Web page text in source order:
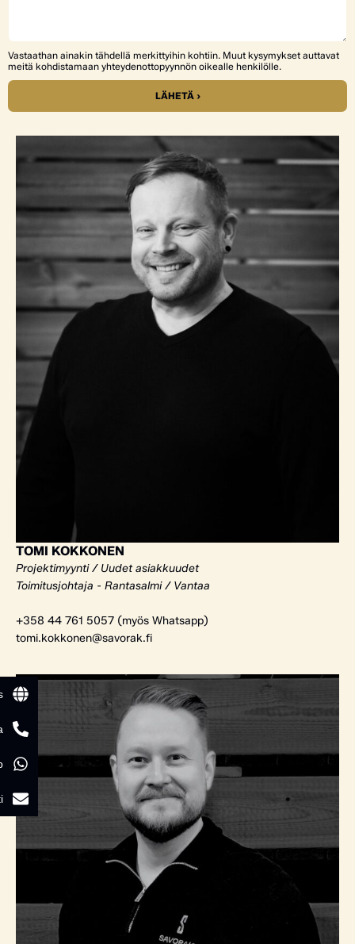
Vastaathan ainakin tähdellä merkittyihin kohtiin. Muut kysymykset auttavat
meitä kohdistamaan yhteydenottopyynnön oikealle henkilölle.
LÄHETÄ ›
TOMI KOKKONEN
Projektimyynti / Uudet asiakkuudet
Toimitusjohtaja - Rantasalmi / Vantaa
+358 44 761 5057 (myös Whatsapp)
tomi.kokkonen@savorak.fi